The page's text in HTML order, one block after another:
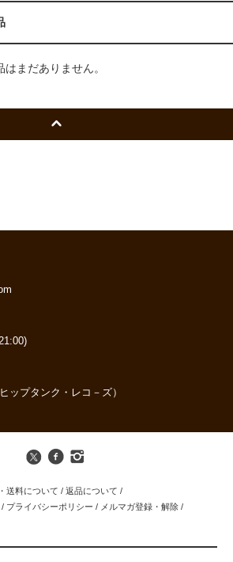
まだありません。
ップタンク・レコ－ズ）
送料について / 返品について /
/ プライバシーポリシー / メルマガ登録・解除 /